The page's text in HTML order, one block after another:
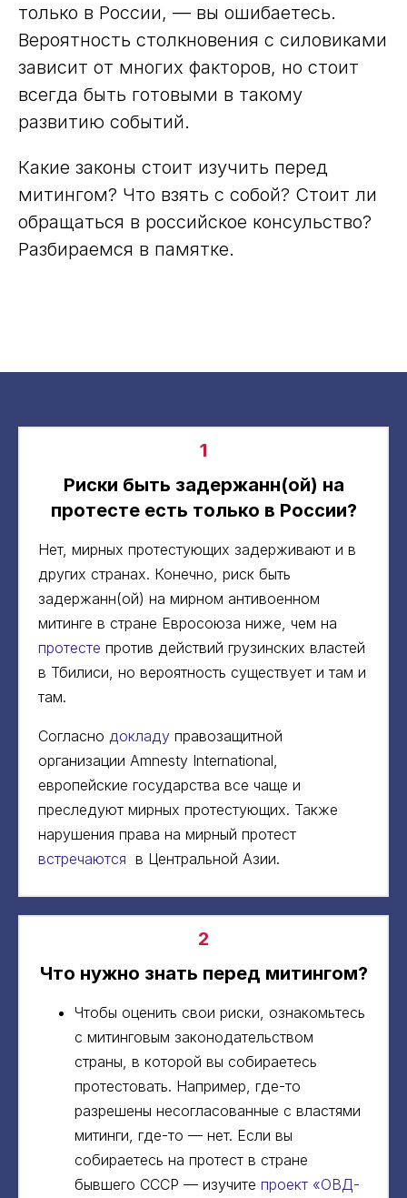
только в России, — вы ошибаетесь.
Вероятность столкновения с силовиками
зависит от многих факторов, но стоит
всегда быть готовыми в такому
развитию событий.
Какие законы стоит изучить перед
митингом? Что взять с собой? Стоит ли
обращаться в российское консульство?
Разбираемся в памятке.
1
Риски быть задержанн(ой) на
протесте есть только в России?
Нет, мирных протестующих задерживают и в
других странах. Конечно, риск быть
задержанн(ой) на мирном антивоенном
митинге в стране Евросоюза ниже, чем на
протесте против действий грузинских властей
в Тбилиси, но вероятность существует и там и
там.
Согласно докладу правозащитной
организации Amnesty International,
европейские государства все чаще и
преследуют мирных протестующих. Также
нарушения права на мирный протест
встречаются в Центральной Азии.
2
Что нужно знать перед митингом?
Чтобы оценить свои риски, ознакомьтесь
с митинговым законодательством
страны, в которой вы собираетесь
протестовать. Например, где-то
разрешены несогласованные с властями
митинги, где-то — нет. Если вы
собираетесь на протест в стране
бывшего СССР — изучите проект «ОВД-